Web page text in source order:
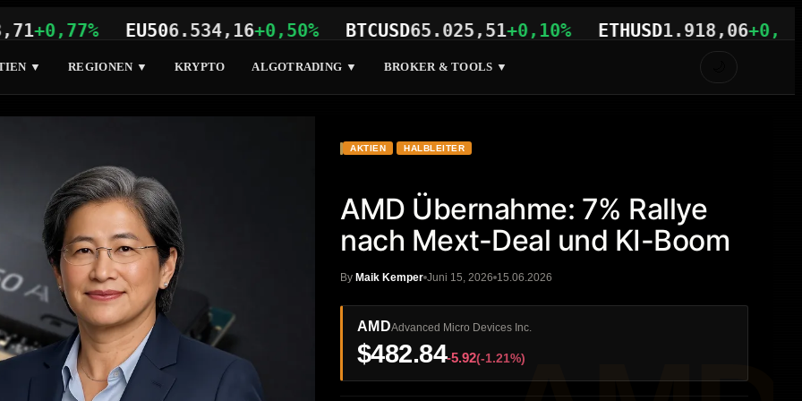
EU50 6.534,16+0,50% BTCUSD65.025,51+0,10% ETHUSD1.918,06+0,23%
▼ REGIONEN ▼ KRYPTO ALGOTRADING ▼ BROKER & TOOLS ▼
AKTIEN HALBLEITER
AMD Übernahme: 7% Rallye
nach Mext-Deal und KI-Boom
By Maik Kemper Juni 15, 2026 15.06.2026
AMDAdvanced Micro Devices Inc.
$482.84-5.92(-1.21%)